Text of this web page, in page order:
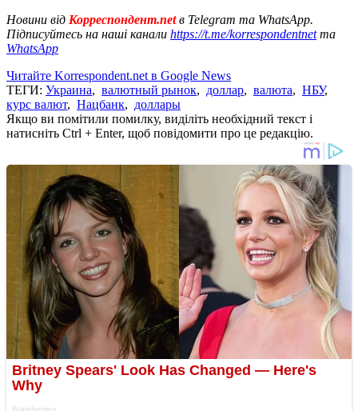
Новини від Корреспондент.netв Telegram та WhatsApp.
Підписуйтесь на наші канали https://t.me/korrespondentnetта
WhatsApp
Читайте Korrespondent.net в Google News
ТЕГИ: Украина, валютный рынок, доллар, валюта, НБУ,
курс валют, Нацбанк, доллары
Якщо ви помітили помилку, виділіть необхідний текст і
натисніть Ctrl + Enter, щоб повідомити про це редакцію.